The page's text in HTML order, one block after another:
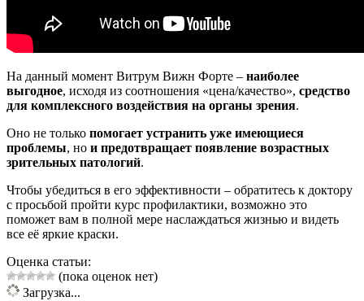
На данный момент Витрум Вижн Форте – наиболее
выгодное, исходя из соотношения «цена/качество», средство
для комплексного воздействия на органы зрения.
Оно не только помогает устранить уже имеющиеся
проблемы, но и предотвращает появление возрастных
зрительных патологий.
Чтобы убедиться в его эффективности – обратитесь к доктору
с просьбой пройти курс профилактики, возможно это
поможет вам в полной мере наслаждаться жизнью и видеть
все её яркие краски.
Оценка статьи:
(пока оценок нет)
Загрузка...